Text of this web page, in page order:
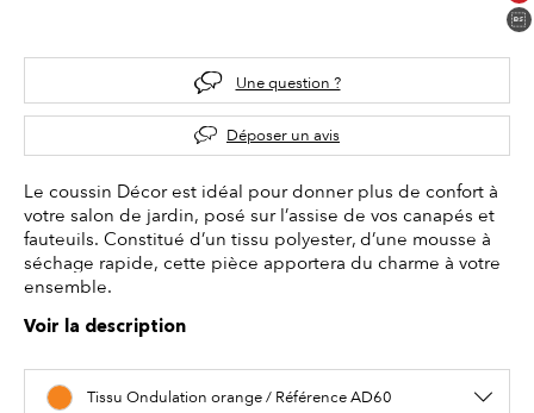
Une question ?
Déposer un avis
Le coussin Décor est idéal pour donner plus de confort à
votre salon de jardin, posé sur l’assise de vos canapés et
fauteuils. Constitué d’un tissu polyester, d’une mousse à
séchage rapide, cette pièce apportera du charme à votre
ensemble.
Voir la description
Tissu Ondulation orange / Référence AD60